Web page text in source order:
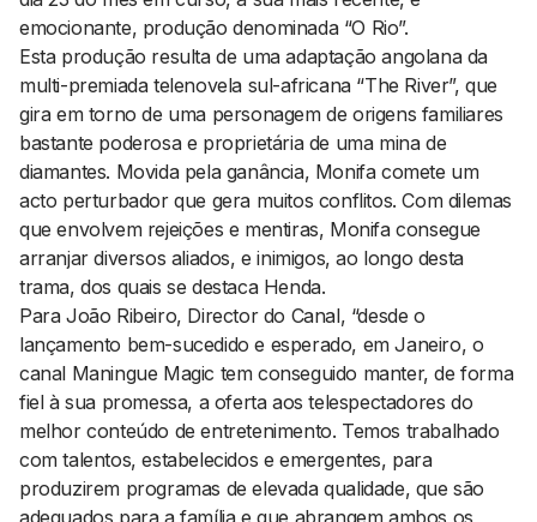
Pesquisar
emocionante, produção denominada “O Rio”.
Esta produção resulta de uma adaptação angolana da
multi-premiada telenovela sul-africana “The River”, que
gira em torno de uma personagem de origens familiares
bastante poderosa e proprietária de uma mina de
diamantes. Movida pela ganância, Monifa comete um
acto perturbador que gera muitos conflitos. Com dilemas
que envolvem rejeições e mentiras, Monifa consegue
arranjar diversos aliados, e inimigos, ao longo desta
trama, dos quais se destaca Henda.
Para João Ribeiro, Director do Canal, “desde o
lançamento bem-sucedido e esperado, em Janeiro, o
canal Maningue Magic tem conseguido manter, de forma
fiel à sua promessa, a oferta aos telespectadores do
melhor conteúdo de entretenimento. Temos trabalhado
com talentos, estabelecidos e emergentes, para
produzirem programas de elevada qualidade, que são